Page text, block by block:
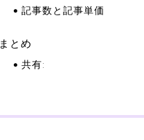
記事数と記事単価
まとめ
共有: